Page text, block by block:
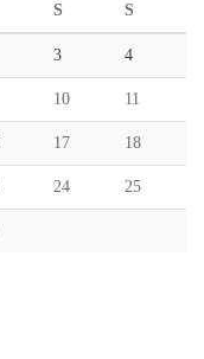
S S
3 4
10 11
17 18
24 25